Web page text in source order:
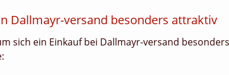
Dallmayr-versand besonders attraktiv
sich ein Einkauf bei Dallmayr-versand